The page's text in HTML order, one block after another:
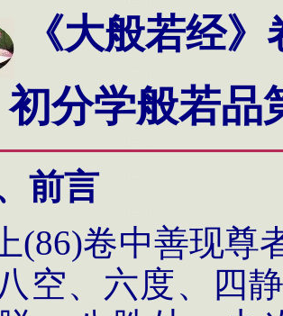
《大般若经
初分学般若品
前言
上(86)卷中善现尊
空、六度、四